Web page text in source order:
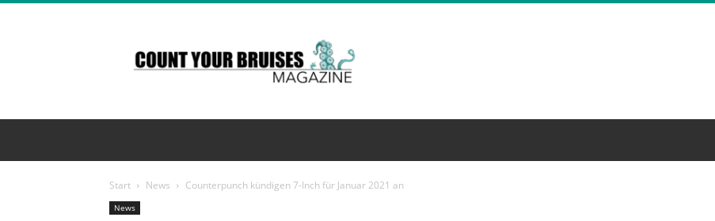
Your
Bruises
Magazine
Start News Counterpunch kündigen 7-Inch für Januar 2021 an
News